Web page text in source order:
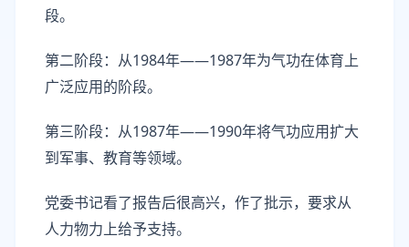
段。
第二阶段：从1984年——1987年为气功在体育上
广泛应用的阶段。
第三阶段：从1987年——1990年将气功应用扩大
到军事、教育等领域。
党委书记看了报告后很高兴，作了批示，要求从
人力物力上给予支持。